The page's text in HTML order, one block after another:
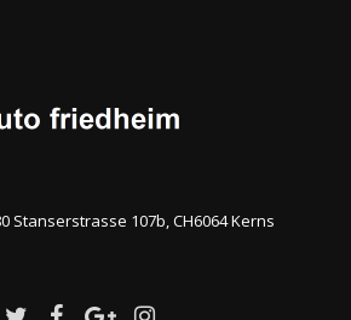
Stanserstrasse 107b, CH6064 Kerns